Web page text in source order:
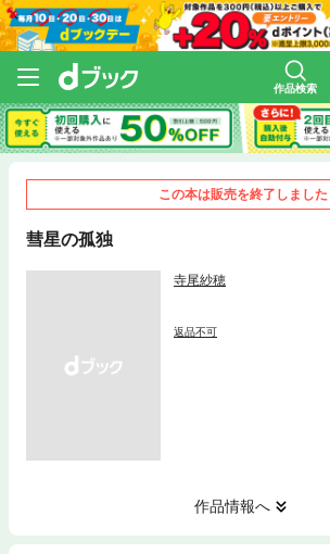
作品検索
この本は販売を終了しました
彗星の孤独
寺尾紗穂
返品不可
作品情報へ